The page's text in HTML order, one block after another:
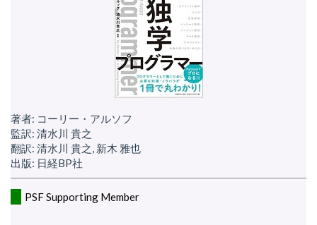
著者: コーリー・アルソフ
監訳: 清水川 貴之
翻訳: 清水川 貴之, 新木 雅也
出版: 日経BP社
PSF Supporting Member